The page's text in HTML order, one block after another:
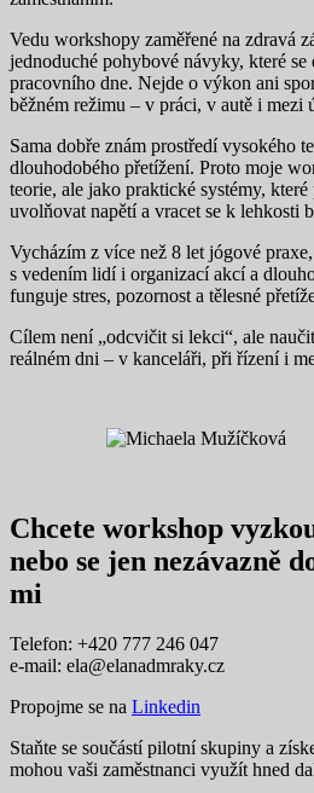
Vedu workshopy zaměřené na zdravá
jednoduché pohybové návyky, které
pracovního dne. Nejde o výkon ani
běžném režimu – v práci, v autě i mezi
Sama dobře znám prostředí vysokého
dlouhodobého přetížení. Proto moje
teorie, ale jako praktické systémy,
uvolňovat napětí a vracet se k lehkosti
Vycházím z více než 8 let jógové
s vedením lidí i organizací akcí a
funguje stres, pozornost a tělesné
Cílem není „odcvičit si lekci“, ale
reálném dni – v kanceláři, při řízení i
Chcete workshop
nebo se jen nezávazně
mi
Telefon: +420 777 246 047
e-mail: ela@elanadmraky.cz
Propojme se na Linkedin
Staňte se součástí pilotní skupiny a
mohou vaši zaměstnanci využít hned